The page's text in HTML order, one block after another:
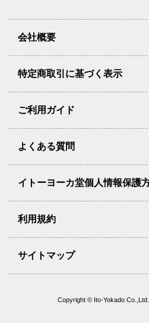
会社概要
特定商取引に基づく表示
ご利用ガイド
よくある質問
イトーヨーカ堂個人情報保護
利用規約
サイトマップ
Copyright © Ito-Yokado